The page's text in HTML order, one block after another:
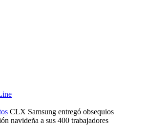
CLX Samsung entregó obsequios
navideña a sus 400 trabajadores